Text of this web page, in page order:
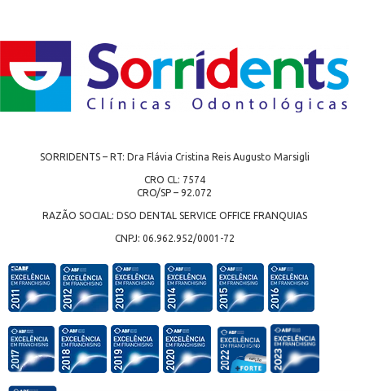
SORRIDENTS – RT: Dra Flávia Cristina Reis Augusto Marsigli
CRO CL: 7574
CRO/SP – 92.072
RAZÃO SOCIAL: DSO DENTAL SERVICE OFFICE FRANQUIAS
CNPJ: 06.962.952/0001-72